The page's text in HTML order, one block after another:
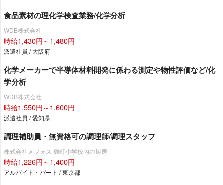
食品素材の理化学検査業務/化学分析
WDB株式会社
時給1,430円～1,480円
派遣社員 / 大阪府
化学メーカーで半導体材料開発に係わる測定や物性評価など/化
学分析
WDB株式会社
時給1,550円～1,600円
派遣社員 / 愛知県
調理補助員・無資格可の調理師/調理スタッフ
株式会社メフォス 麹町小学校内の厨房
時給1,226円～1,400円
アルバイト・パート / 東京都